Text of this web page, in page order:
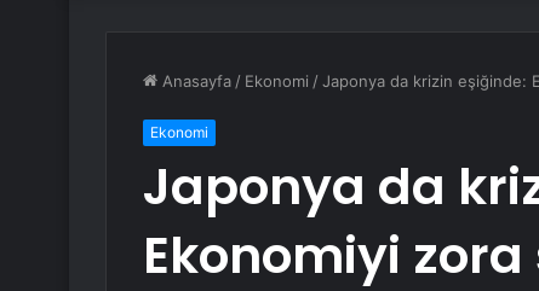
Anasayfa / Ekonomi /Japonya da krizin eşiğinde:
Ekonomi
Japonya da
Ekonomiyi